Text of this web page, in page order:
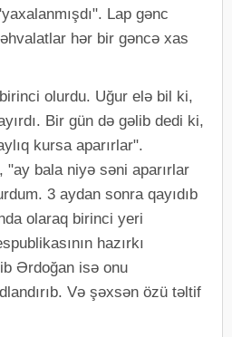
Lap gənc
hər bir gəncə xas
olurdu. Uğur elə bil ki,
Bir gün də gəlib dedi ki,
kursa aparırlar".
"ay bala niyə səni aparırlar
3 aydan sonra qayıdıb
olaraq birinci yeri
hazırkı
Ərdoğan isə onu
Və şəxsən özü təltif